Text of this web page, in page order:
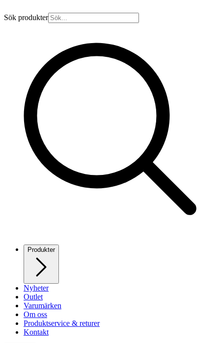
Sök produkter
Produkter
Nyheter
Outlet
Varumärken
Om oss
Produktservice & returer
Kontakt